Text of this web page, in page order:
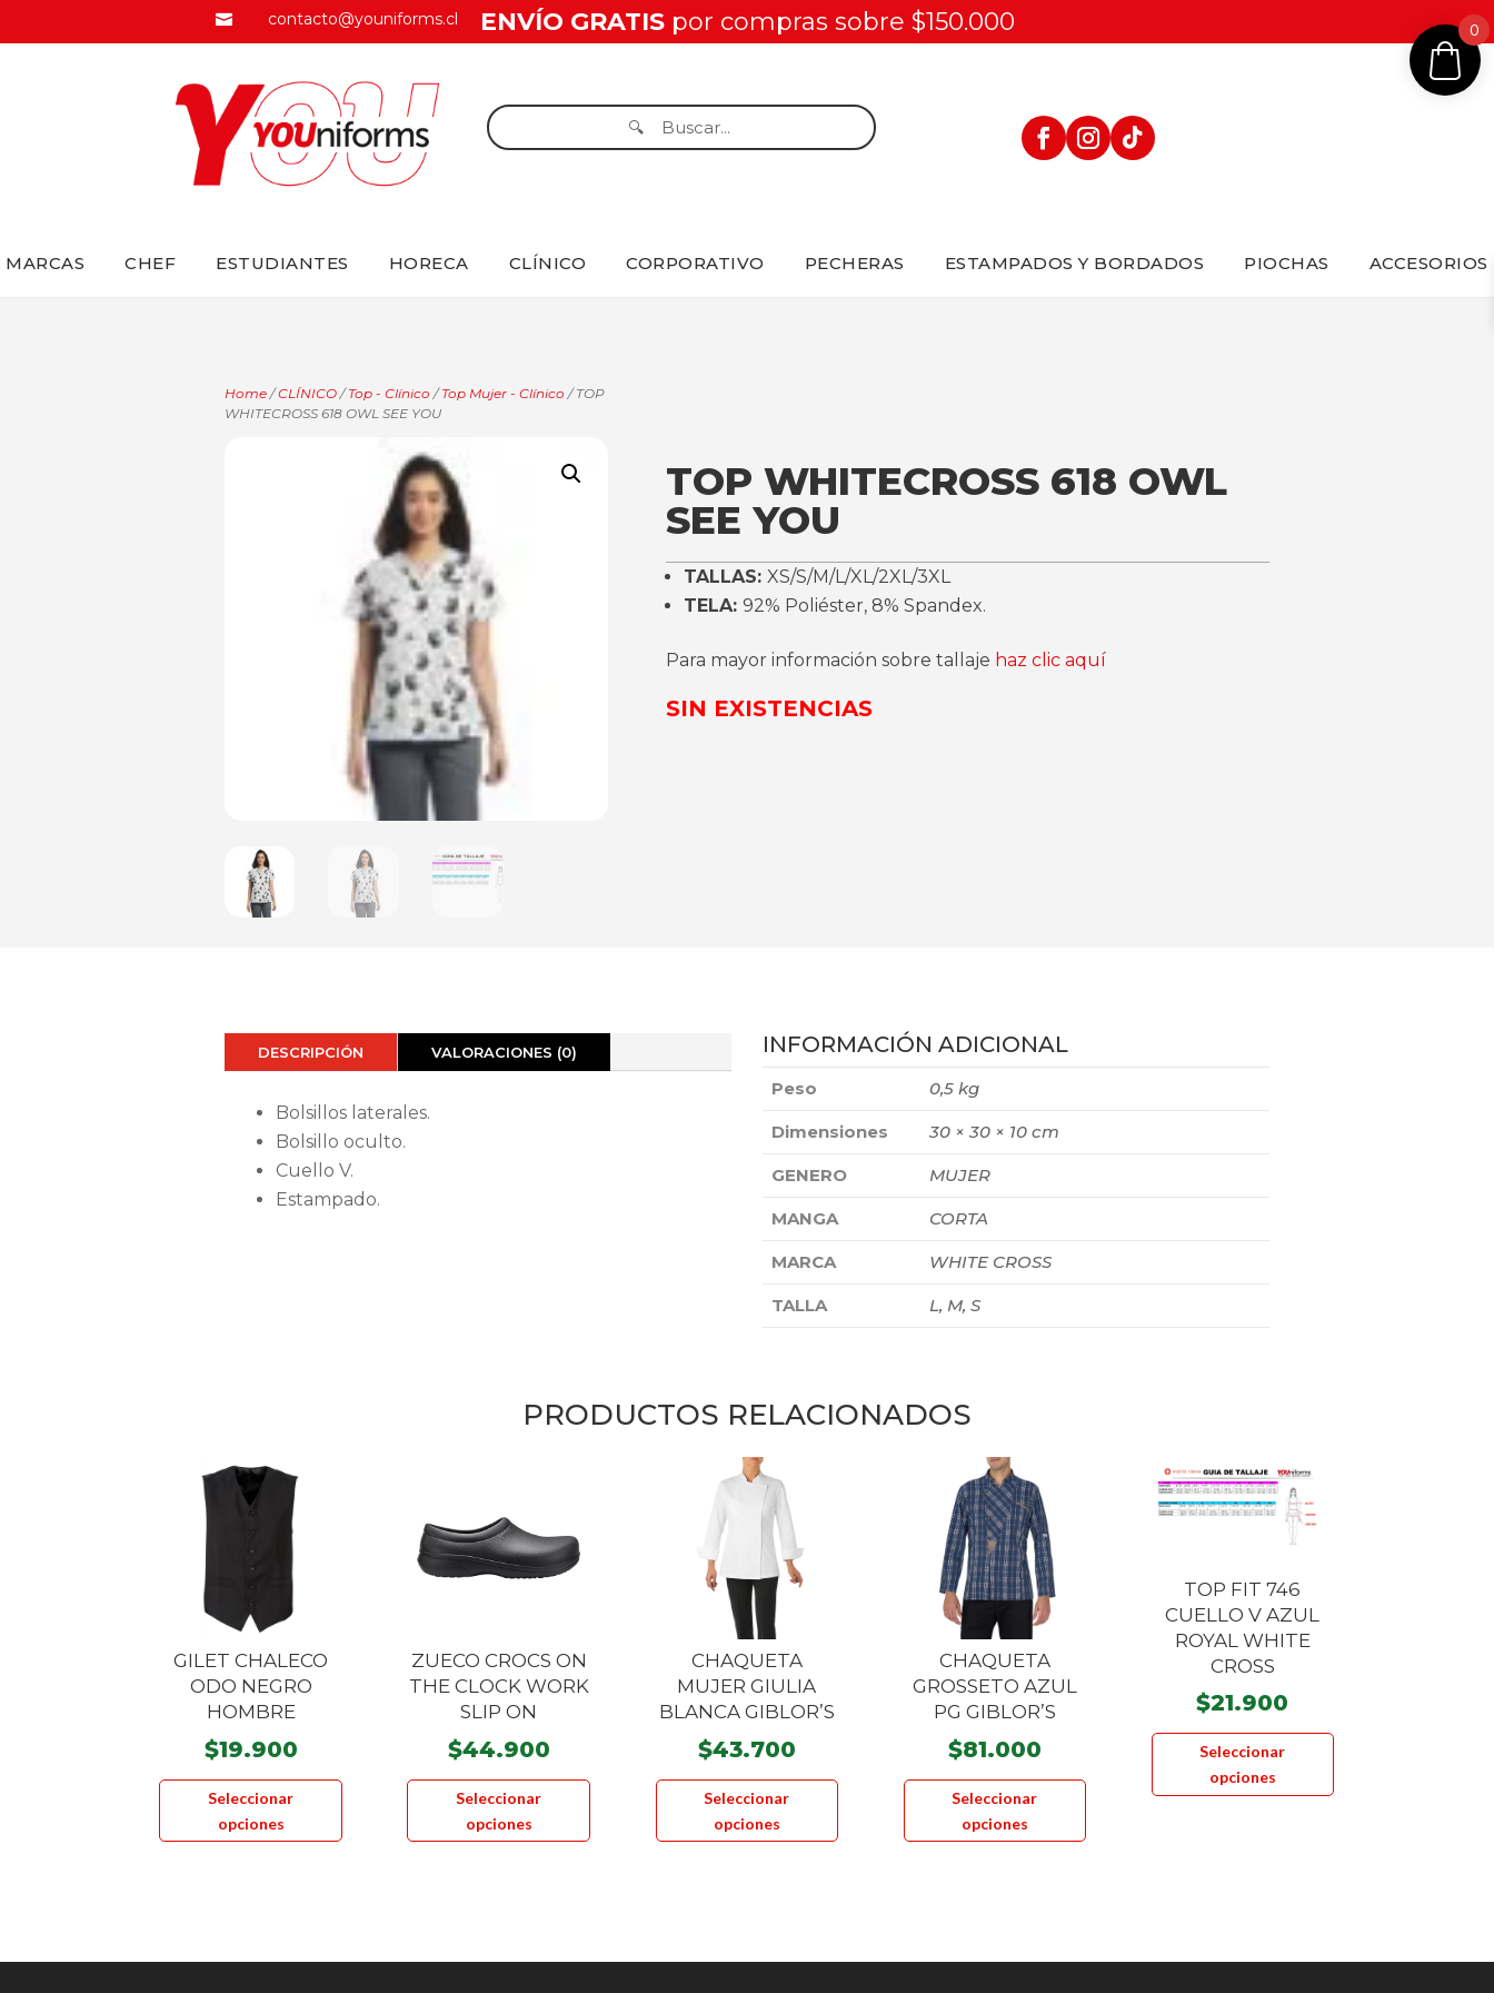
 contacto@youniforms.cl ENVÍO GRATISpor compras sobre $150.000
MARCAS CHEF ESTUDIANTES HORECA CLÍNICO CORPORATIVO PECHERAS ESTAMPADOS Y BORDADOS PIOCHAS ACCESORIOS
Home/CLÍNICO/Top - Clínico /Top Mujer - Clínico / TOP
WHITECROSS 618 OWL SEE YOU
TOP WHITECROSS 618 OWL
SEE YOU
TALLAS: XS/S/M/L/XL/2XL/3XL
TELA: 92% Poliéster, 8% Spandex.
Para mayor información sobre tallaje haz clic aquí
SIN EXISTENCIAS
DESCRIPCIÓN VALORACIONES (0)
Bolsillos laterales.
Bolsillo oculto.
Cuello V.
Estampado.
INFORMACIÓN ADICIONAL
Peso 0,5 kg
Dimensiones 30 × 30 × 10 cm
GENERO MUJER
MANGA CORTA
MARCA WHITE CROSS
TALLA L, M, S
PRODUCTOS RELACIONADOS
GILET CHALECO
ODO NEGRO
HOMBRE
$19.900
Seleccionar
opciones
Este
tiene
ZUECO CROCS ON
THE CLOCK WORK
SLIP ON
$44.900
Seleccionar
opciones
Este
tiene
CHAQUETA
MUJER GIULIA
BLANCA GIBLOR’S
$43.700
Seleccionar
opciones
Este
tiene
CHAQUETA
GROSSETO AZUL
PG GIBLOR’S
$81.000
Seleccionar
opciones
Este
tiene
TOP FIT 746
CUELLO V AZUL
ROYAL WHITE
CROSS
$21.900
Seleccionar
opciones
Este
tiene
pueden
0